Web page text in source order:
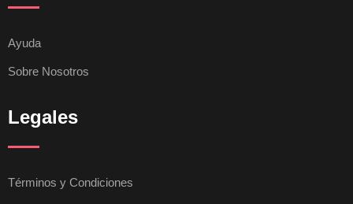
Ayuda
Sobre Nosotros
Legales
Términos y Condiciones